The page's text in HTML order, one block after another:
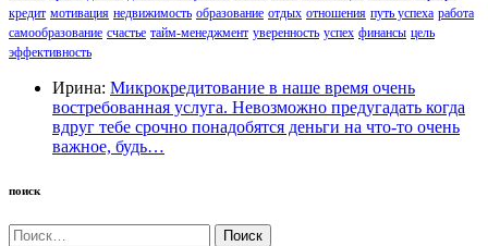
кредит мотивация недвижимость образование отдых отношения путь успеха работа
самообразование счастье тайм-менеджмент уверенность успех финансы цель
эффективность
Ирина: Микрокредитование в наше время очень
востребованная услуга. Невозможно предугадать когда
вдруг тебе срочно понадобятся деньги на что-то очень
важное, будь…
поиск
Найти: